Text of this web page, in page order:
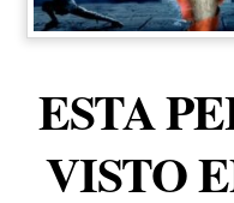
ESTA
VISTO